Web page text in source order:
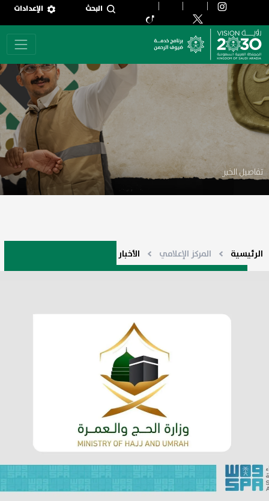
تجاوز إلى المحتوى الرئيسي البحث الإعدادات
تفاصيل الخبر
الرئيسية المركز الإعلامي الأخبار